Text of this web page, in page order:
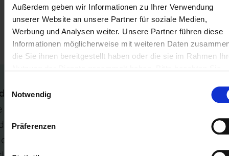
Außerdem geben wir Informationen zu Ihrer Verwendung
unserer Website an unsere Partner für soziale Medien,
Werbung und Analysen weiter. Unsere Partner führen diese
Informationen möglicherweise mit weiteren Daten
die Sie ihnen bereitgestellt haben oder die sie im Rahmen
Notwendig
Präferenzen
auf Aktien“ gewählt.
Relevante Abschnitte im Technischen Leitfaden:
– Tz. B.14.3.1.11
Positionen ‚genInfo.report.id.statementType.tax‘
‚genInfo.report.id.accordingTo.name‘ wurden
nicht werthaltig berichtet. Dies ist bei der